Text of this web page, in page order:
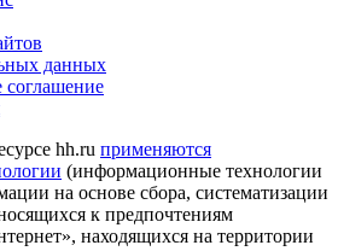
данных
соглашение
hh.ru применяются
(информационные технологии
на основе сбора, систематизации
к предпочтениям
находящихся на территории